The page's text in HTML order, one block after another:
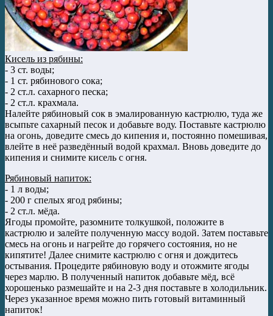
Кисель из рябины:
- 3 ст. воды;
- 1 ст. рябинового сока;
- 2 ст.л. сахарного песка;
- 2 ст.л. крахмала.
Налейте рябиновый сок в эмалированную кастрюлю, туда же
всыпьте сахарный песок и добавьте воду. Поставьте кастрюлю
на огонь, доведите смесь до кипения и, постоянно помешивая,
влейте в неё разведённый водой крахмал. Вновь доведите до
кипения и снимите кисель с огня.
Рябиновый напиток:
- 1 л воды;
- 200 г спелых ягод рябины;
- 2 ст.л. мёда.
Ягоды промойте, разомните толкушкой, положите в
кастрюлю и залейте полученную массу водой. Затем поставьте
смесь на огонь и нагрейте до горячего состояния, но не
кипятите! Далее снимите кастрюлю с огня и дождитесь
остывания. Процедите рябиновую воду и отожмите ягоды
через марлю. В полученный напиток добавьте мёд, всё
хорошенько размешайте и на 2-3 дня поставьте в холодильник.
Через указанное время можно пить готовый витаминный
напиток!